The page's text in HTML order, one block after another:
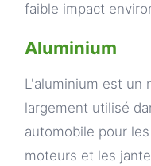
faible impact
Aluminium
L'aluminium est un
largement utilisé
automobile pour
moteurs et les